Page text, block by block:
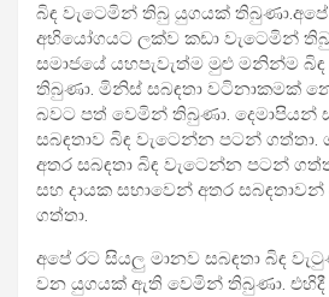
බිඳ වැටෙමින් තිබු යුගයක්
අභියෝගයට ලක්ව කඩා වැටෙමින්
සමාජයේ යහපැවැත්ම මුළු මනින්ම
තිබුණා. මිනිස් සබඳතා වටිනාකමක්
බවට පත් වෙමින් තිබුණා. දෙමාපියන්
සබඳතාව බිඳ වැටෙන්න පටන්
අතර සබඳතා බිඳ වැටෙන්න පටන්
සහ දායක සභාවෙන් අතර
ගත්තා.
අපේ රට සියලු මානව සබඳතා බිඳ
වන යුගයක් ඇති වෙමින් තිබුණා. එහිදී